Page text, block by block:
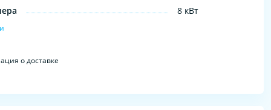
8 кВт
о доставке